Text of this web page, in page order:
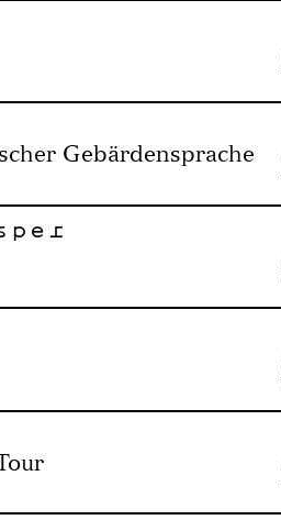
Gebärdensprache